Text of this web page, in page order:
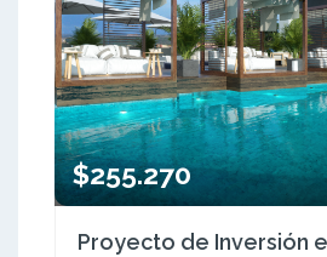
$255.270